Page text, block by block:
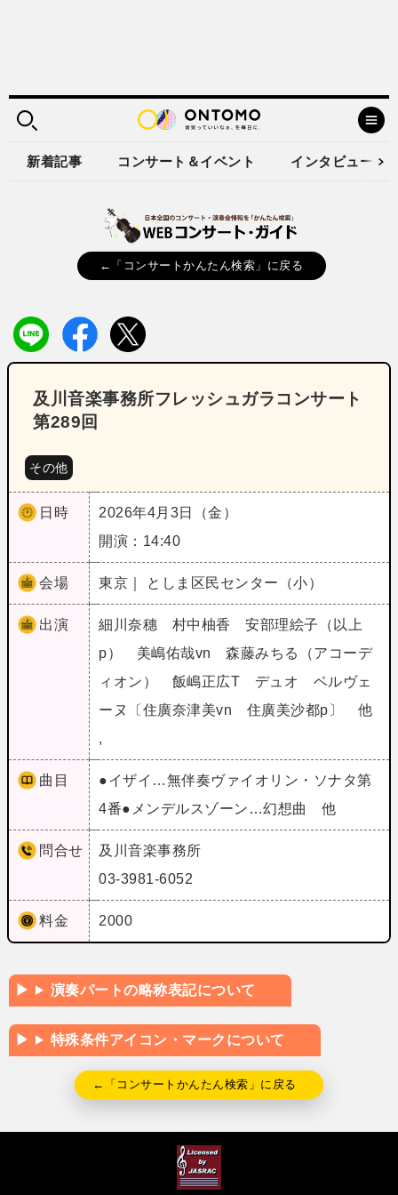
新着記事 コンサート＆イベント インタビュー
←「コンサートかんたん検索」に戻る
及川音楽事務所フレッシュガラコンサート
第289回
その他
日時
2026年4月3日（金）
開演：14:40
会場 東京｜ としま区民センター（小）
出演
細川奈穗 村中柚香 安部理絵子（以上
p） 美嶋佑哉vn 森藤みちる（アコーデ
ィオン） 飯嶋正広T デュオ ベルヴェ
ーヌ〔住廣奈津美vn 住廣美沙都p〕 他
,
曲目
●イザイ…無伴奏ヴァイオリン・ソナタ第
4番●メンデルスゾーン…幻想曲 他
問合せ
及川音楽事務所
03-3981-6052
料金 2000
演奏パートの略称表記について
特殊条件アイコン・マークについて
←「コンサートかんたん検索」に戻る